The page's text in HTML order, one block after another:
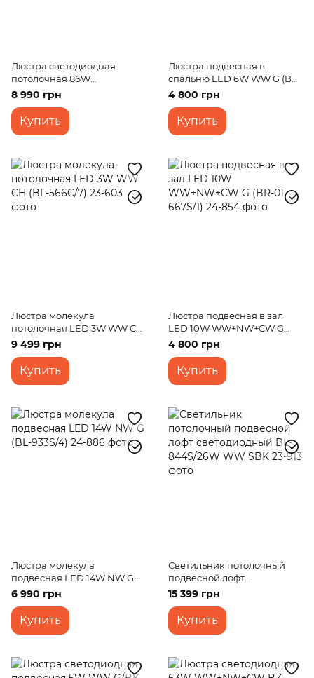
Люстра светодиодная
потолочная 86W
WW+NW+CW BK (WBL-
8 990 грн
Купить
Люстра подвесная в
спальню LED 6W WW G (BR-
01 679S/1)
4 800 грн
Купить
Люстра молекула
потолочная LED 3W WW CH
(BL-566C/7)
9 499 грн
Купить
Люстра подвесная в зал
LED 10W WW+NW+CW G
(BR-01 667S/1)
4 800 грн
Купить
Люстра молекула
подвесная LED 14W NW G
(BL-933S/4)
6 990 грн
Купить
Светильник потолочный
подвесной лофт
светодиодный BL-844S/26W
WW SBK
15 399 грн
Купить